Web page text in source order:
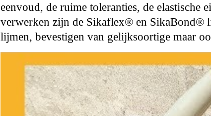
eenvoud, de ruime toleranties, de elastische
verwerken zijn de Sikaflex® en SikaBond®
lijmen, bevestigen van gelijksoortige maar